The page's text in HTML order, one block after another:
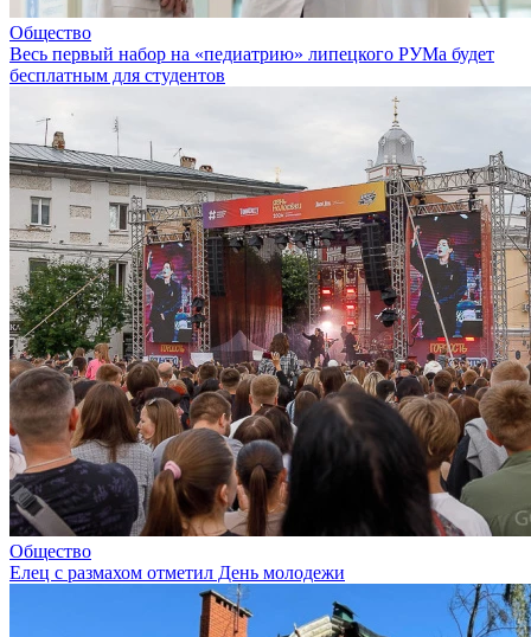
Общество
Весь первый набор на «педиатрию» липецкого РУМа будет
бесплатным для студентов
Общество
Елец с размахом отметил День молодежи